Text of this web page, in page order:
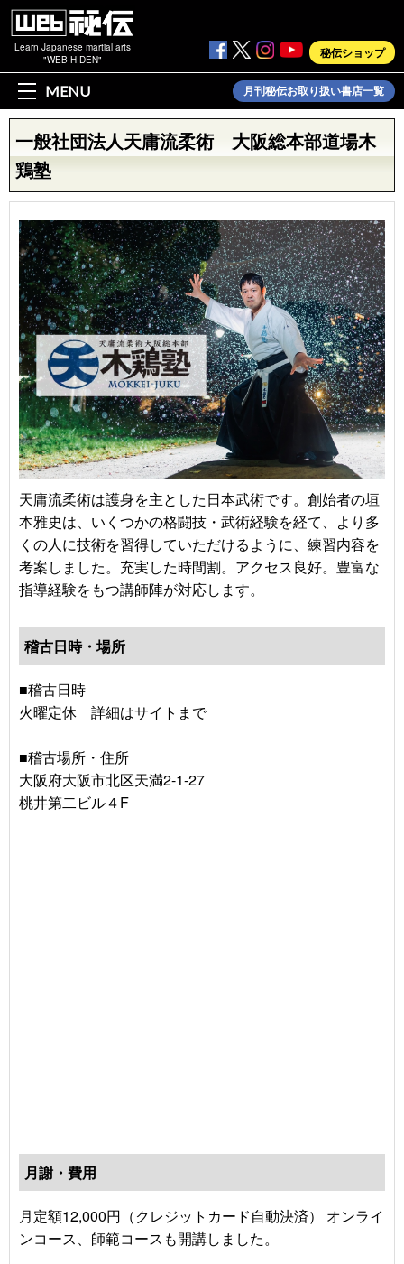
Learn Japanese martial arts
"WEB HIDEN"
秘伝ショップ
MENU 月刊秘伝お取り扱い書店一覧
一般社団法人天庸流柔術 大阪総本部道場木
鶏塾
天庸流柔術は護身を主とした日本武術です。創始者の垣
本雅史は、いくつかの格闘技・武術経験を経て、より多
くの人に技術を習得していただけるように、練習内容を
考案しました。充実した時間割。アクセス良好。豊富な
指導経験をもつ講師陣が対応します。
稽古日時・場所
■稽古日時
火曜定休 詳細はサイトまで
■稽古場所・住所
大阪府大阪市北区天満2-1-27
桃井第二ビル４F
月謝・費用
月定額12,000円（クレジットカード自動決済） オンライ
ンコース、師範コースも開講しました。